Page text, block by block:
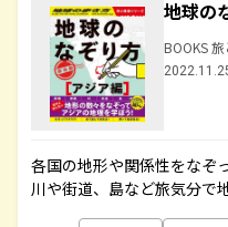
地球の
BOOKS
各国の地形や関係性をなぞ
川や街道、島など旅気分で